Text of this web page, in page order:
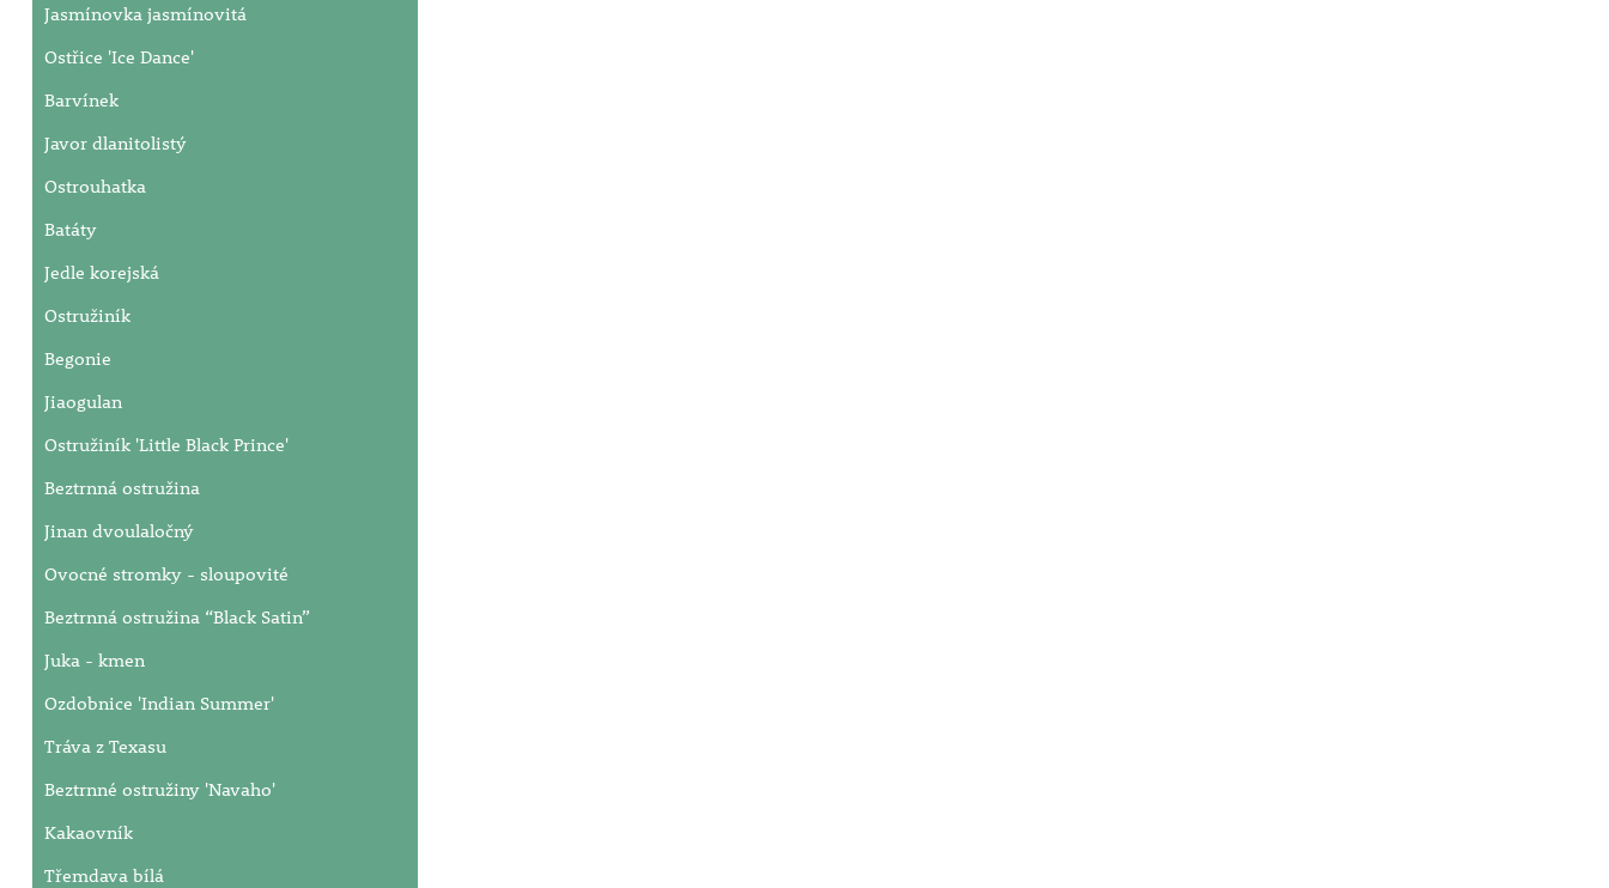
Jasmínovka jasmínovitá
Ostřice 'Ice Dance'
Barvínek
Javor dlanitolistý
Ostrouhatka
Batáty
Jedle korejská
Ostružiník
Begonie
Jiaogulan
Ostružiník 'Little Black Prince'
Beztrnná ostružina
Jinan dvoulaločný
Ovocné stromky - sloupovité
Beztrnná ostružina “Black Satin”
Juka - kmen
Ozdobnice 'Indian Summer'
Tráva z Texasu
Beztrnné ostružiny 'Navaho'
Kakaovník
Třemdava bílá